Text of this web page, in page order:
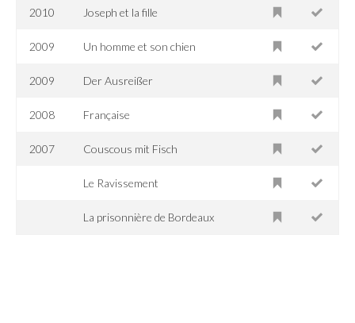
2010 Joseph et la fille
2009 Un homme et son chien
2009 Der Ausreißer
2008 Française
2007 Couscous mit Fisch
Le Ravissement
La prisonnière de Bordeaux